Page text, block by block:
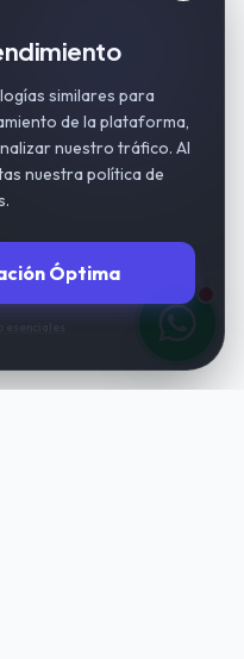
similares para
de la plataforma,
nuestro tráfico. Al
nuestra política de
Óptima